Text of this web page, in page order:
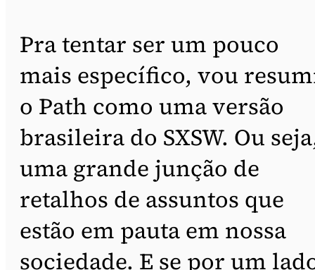
Pra tentar ser um pouco
mais específico, vou
o Path como uma versão
brasileira do SXSW. Ou
uma grande junção de
retalhos de assuntos que
estão em pauta em nossa
sociedade. E se por um